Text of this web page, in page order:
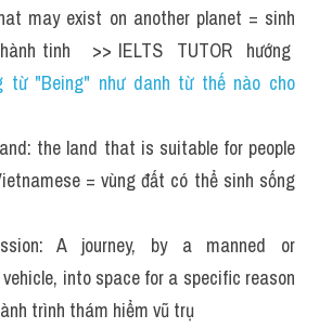
may exist on another planet = sinh
tinh   >> IELTS  TUTOR  hướng
từ "Being" như danh từ thế nào cho
the land that is suitable for people
= vùng đất có thể sinh sống
A journey, by a manned or
into space for a specific reason
trình thám hiểm vũ trụ